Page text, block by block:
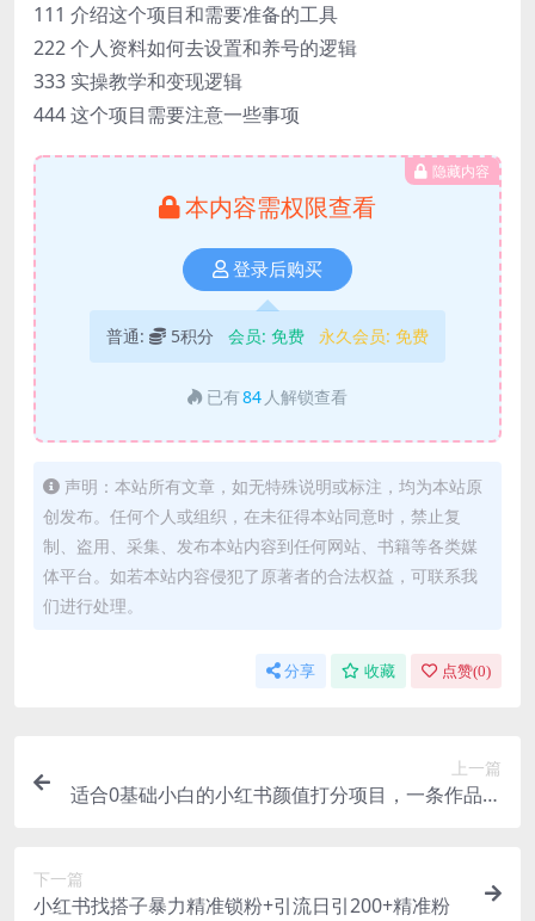
111 介绍这个项目和需要准备的工具
222 个人资料如何去设置和养号的逻辑
333 实操教学和变现逻辑
444 这个项目需要注意一些事项
隐藏内容
本内容需权限查看
登录后购买
普通: 5积分 会员: 免费 永久会员: 免费
已有84 人解锁查看
声明：本站所有文章，如无特殊说明或标注，均为本站原
创发布。任何个人或组织，在未征得本站同意时，禁止复
制、盗用、采集、发布本站内容到任何网站、书籍等各类媒
体平台。如若本站内容侵犯了原著者的合法权益，可联系我
们进行处理。
分享 收藏 点赞(0)
上一篇
适合0基础小白的小红书颜值打分项目，一条作品收
下一篇
小红书找搭子暴力精准锁粉+引流日引200+精准粉